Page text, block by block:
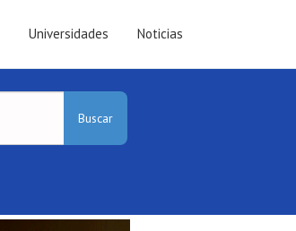
Universidades Noticias
Buscar